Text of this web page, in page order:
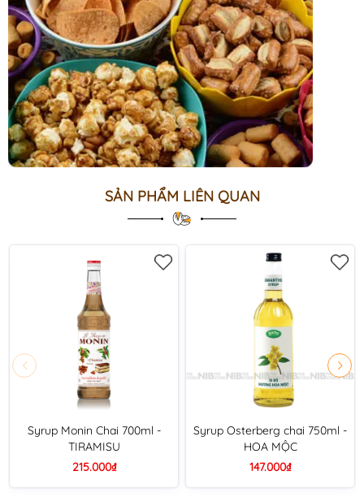
SẢN PHẨM LIÊN QUAN
Syrup Monin Chai 700ml -
TIRAMISU
215.000₫
Syrup Osterberg chai 750ml -
HOA MỘC
147.000₫